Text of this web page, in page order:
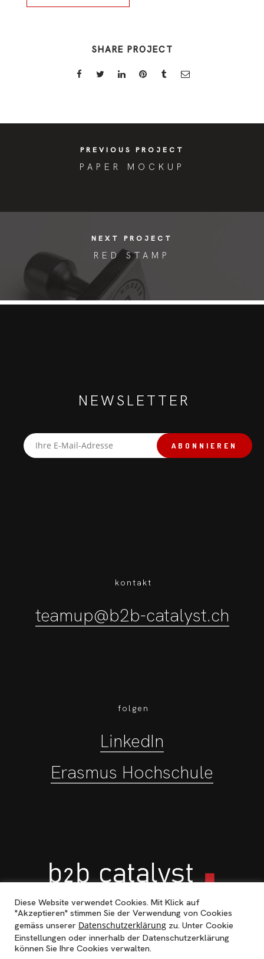
SHARE PROJECT
PREVIOUS PROJECT
PAPER MOCKUP
NEXT PROJECT
RED STAMP
NEWSLETTER
kontakt
teamup@b2b-catalyst.ch
folgen
LinkedIn
Erasmus Hochschule
b2b catalyst © 2023 |Impressum|Datenschutzerklärung
Diese Website verwendet Cookies. Mit Klick auf
"Akzeptieren" stimmen Sie der Verwendung von Cookies
gemäss unserer Datenschutzerklärung zu. Unter Cookie
Einstellungen oder innerhalb der Datenschutzerklärung
können Sie Ihre Cookies verwalten.